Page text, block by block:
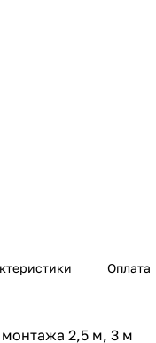
Оплата
2,5 м, 3 м